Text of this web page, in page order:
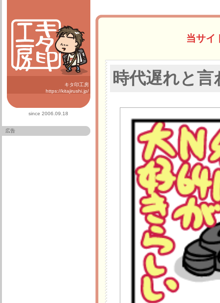
キタ印工房
https://kitajirushi.jp/
since 2006.09.18
広告
当サイ
時代遅れと